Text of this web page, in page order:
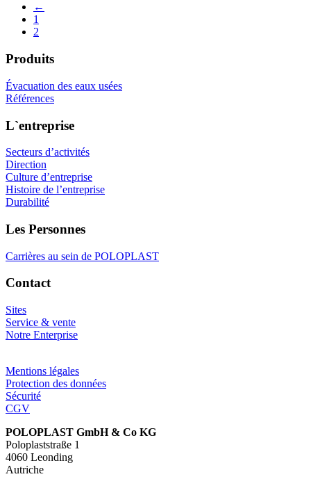
←
1
2
Produits
Évacuation des eaux usées
Références
L`entreprise
Secteurs d’activités
Direction
Culture d’entreprise
Histoire de l’entreprise
Durabilité
Les Personnes
Carrières au sein de POLOPLAST
Contact
Sites
Service & vente
Notre Enterprise
Mentions légales
Protection des données
Sécurité
CGV
POLOPLAST GmbH & Co KG
Poloplaststraße 1
4060 Leonding
Autriche